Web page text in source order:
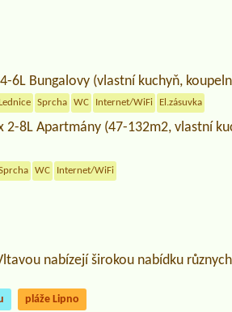
6L Bungalovy (vlastní kuchyň,
Lednice Sprcha WC Internet/WiFi El.zásuvka
2-8L Apartmány (47-132m2, vlastní
WC Internet/WiFi
nabízejí širokou nabídku
pláže Lipno